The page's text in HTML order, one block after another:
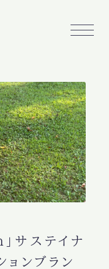
サステイナ
ョンブラン